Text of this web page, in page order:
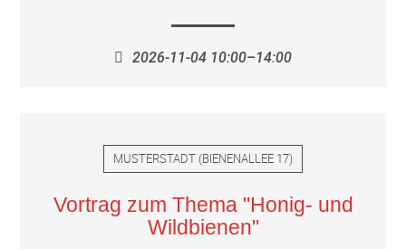
2026-11-04 10:00–14:00
MUSTERSTADT (BIENENALLEE 17)
Vortrag zum Thema "Honig- und
Wildbienen"